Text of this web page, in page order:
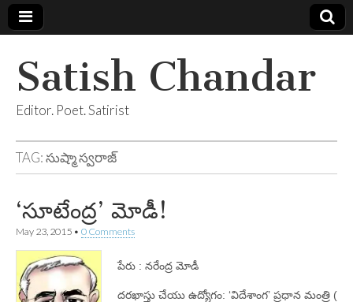
Satish Chandar
Editor. Poet. Satirist
TAG:సుష్మా స్వరాజ్
‘సూటేంద్ర’ మోడీ!
May 23, 2015 • 0 Comments
పేరు : నరేంద్ర మోడీ
దరఖాస్తు చేయు ఉద్యోగం: ‘విదేశాంగ’ ప్రధాన మంత్రి (